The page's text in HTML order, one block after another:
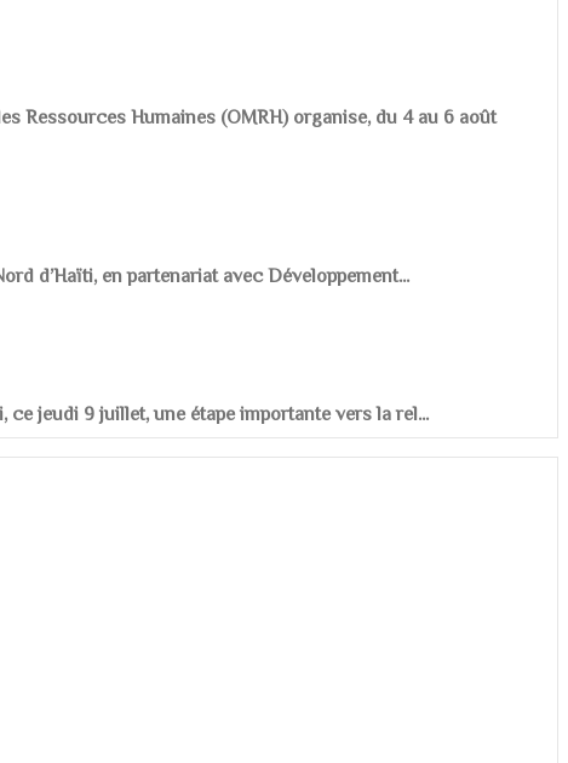
Ressources Humaines (OMRH) organise, du 4 au 6 août
d’Haïti, en partenariat avec Développement...
ce jeudi 9 juillet, une étape importante vers la rel...